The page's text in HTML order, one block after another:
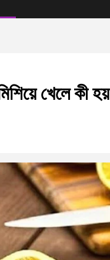
খেলে কী হয়